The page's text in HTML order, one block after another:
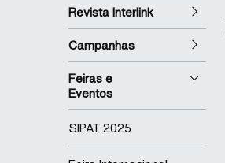
Revista Interlink
Campanhas
Feiras e
Eventos
SIPAT 2025